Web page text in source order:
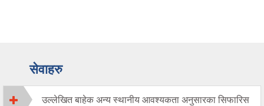
सेवाहरु
उल्लेखित बाहेक अन्य स्थानीय आवश्यकता अनुसारका सिफारिस